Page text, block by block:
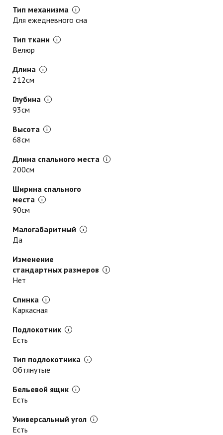
Тип механизма
Для ежедневного сна
Тип ткани
Велюр
Длина
212см
Глубина
93см
Высота
68см
Длина спального места
200см
Ширина спального
места
90см
Малогабаритный
Да
Изменение
стандартных размеров
Нет
Спинка
Каркасная
Подлокотник
Есть
Тип подлокотника
Обтянутые
Бельевой ящик
Есть
Универсальный угол
Есть